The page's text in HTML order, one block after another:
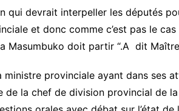
qui devrait interpeller les députés
et donc comme c’est pas le
Masumbuko doit partir “.A dit
ministre provinciale ayant dans ses
de la chef de division provincial de